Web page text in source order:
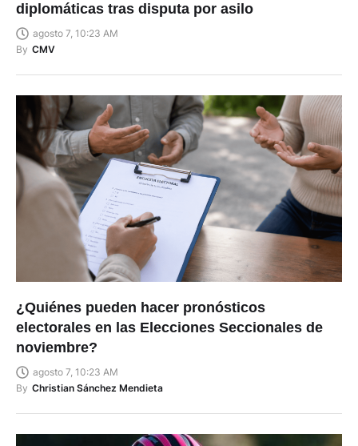
diplomáticas tras disputa por asilo
agosto 7, 10:23 AM
By CMV
¿Quiénes pueden hacer pronósticos
electorales en las Elecciones Seccionales de
noviembre?
agosto 7, 10:23 AM
By Christian Sánchez Mendieta